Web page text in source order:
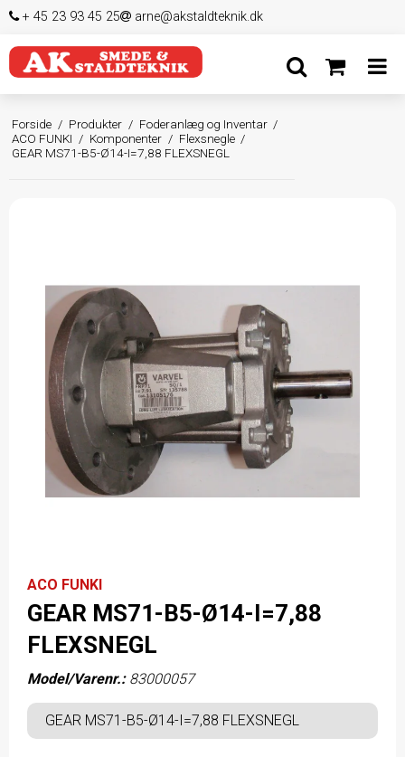
+ 45 23 93 45 25 arne@akstaldteknik.dk
Forside / Produkter / Foderanlæg og Inventar /
ACO FUNKI / Komponenter / Flexsnegle /
GEAR MS71-B5-Ø14-I=7,88 FLEXSNEGL
ACO FUNKI
GEAR MS71-B5-Ø14-I=7,88
FLEXSNEGL
Model/Varenr.: 83000057
GEAR MS71-B5-Ø14-I=7,88 FLEXSNEGL